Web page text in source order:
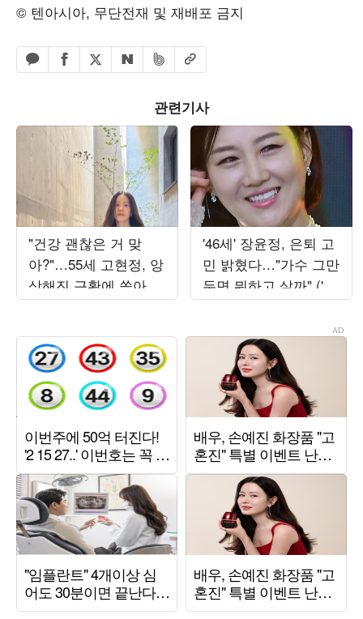
© 텐아시아, 무단전재 및 재배포 금지
카카오톡 공유하기
페이스북 공유하기
엑스 공유하기
네이버 공유하기
밴드 공유하기
URL복사
관련기사
"건강 괜찮은 거 맞
아?"…55세 고현정, 앙
상해진 근황에 쏟아진
우려
'46세' 장윤정, 은퇴 고
민 밝혔다…"가수 그만
두면 뭐하고 살까" ('장
공장장윤정')